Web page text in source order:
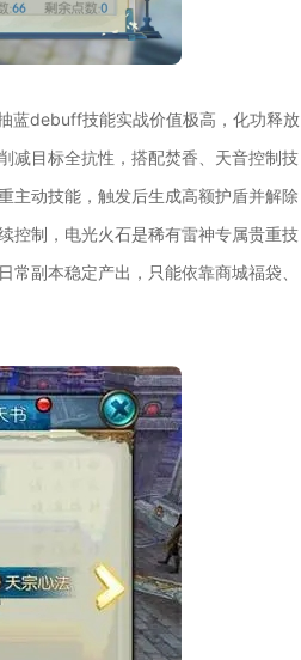
蓝debuff技能实战价值极高，化功释放
减目标全抗性，搭配焚香、天音控制技
主动技能，触发后生成高额护盾并解除
控制，电光火石是稀有雷神专属贵重技
副本稳定产出，只能依靠商城福袋、